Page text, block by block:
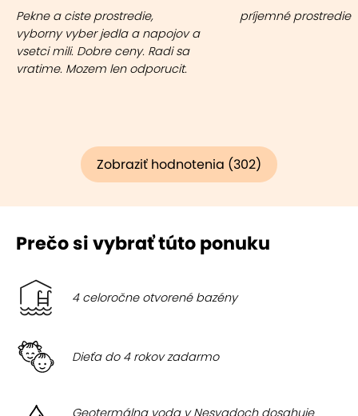
Pekne a ciste prostredie,
vyborny vyber jedla a napojov a
vsetci mili. Dobre ceny. Radi sa
vratime. Mozem len odporucit.
príjemné prostredie
Zobraziť hodnotenia (302)
Prečo si vybrať túto ponuku
4 celoročne otvorené bazény
Dieťa do 4 rokov zadarmo
Geotermálna voda v Nesvadoch dosahuje